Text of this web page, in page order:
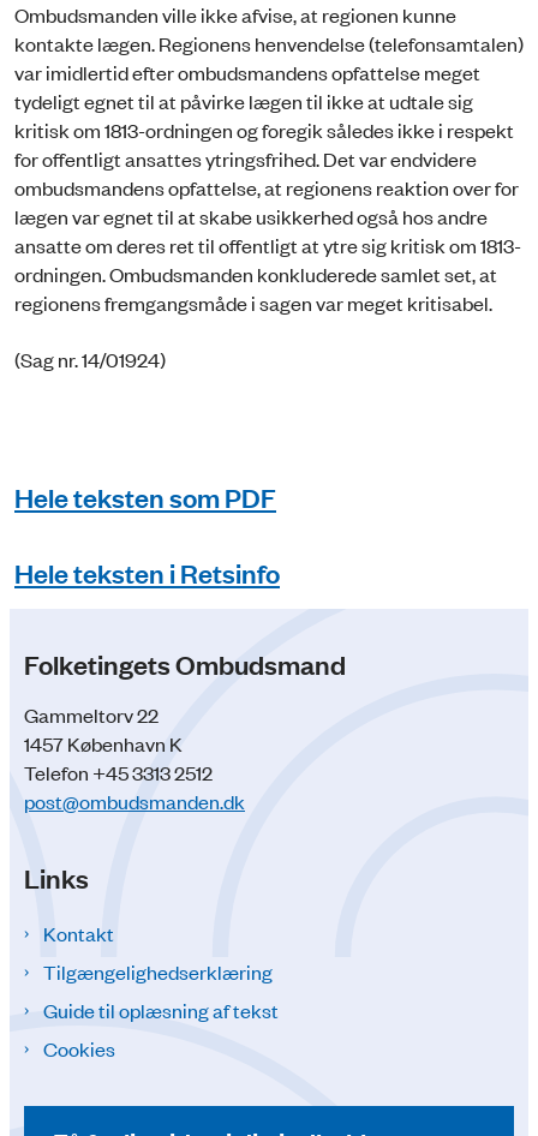
Ombudsmanden ville ikke afvise, at regionen kunne
kontakte lægen. Regionens henvendelse (telefonsamtalen)
var imidlertid efter ombudsmandens opfattelse meget
tydeligt egnet til at påvirke lægen til ikke at udtale sig
kritisk om 1813-ordningen og foregik således ikke i respekt
for offentligt ansattes ytringsfrihed. Det var endvidere
ombudsmandens opfattelse, at regionens reaktion over for
lægen var egnet til at skabe usikkerhed også hos andre
ansatte om deres ret til offentligt at ytre sig kritisk om 1813-
ordningen. Ombudsmanden konkluderede samlet set, at
regionens fremgangsmåde i sagen var meget kritisabel.
(Sag nr. 14/01924)
Hele teksten som PDF
Hele teksten i Retsinfo
Folketingets Ombudsmand
Gammeltorv 22
1457 København K
Telefon +45 3313 2512
post@ombudsmanden.dk
Links
Kontakt
Tilgængelighedserklæring
Guide til oplæsning af tekst
Cookies